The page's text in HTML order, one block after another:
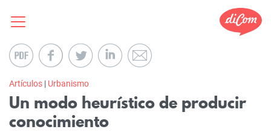
Artículos | Urbanismo
Un modo heurístico de producir
conocimiento